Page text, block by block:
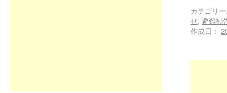
カテゴリ
せ, 避難勧
作成日：